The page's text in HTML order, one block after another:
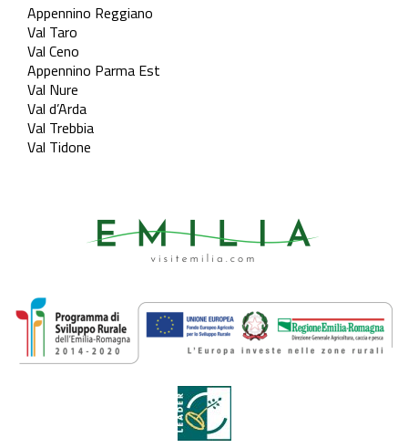
Appennino Reggiano
Val Taro
Val Ceno
Appennino Parma Est
Val Nure
Val d’Arda
Val Trebbia
Val Tidone